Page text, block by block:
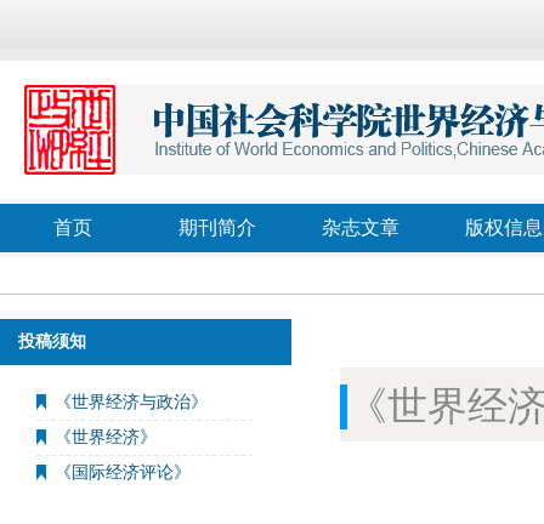
首页 期刊简介 杂志文章 版权信息
投稿须知
《世界经济与政治》
《世界经济》
《国际经济评论》
《世界经